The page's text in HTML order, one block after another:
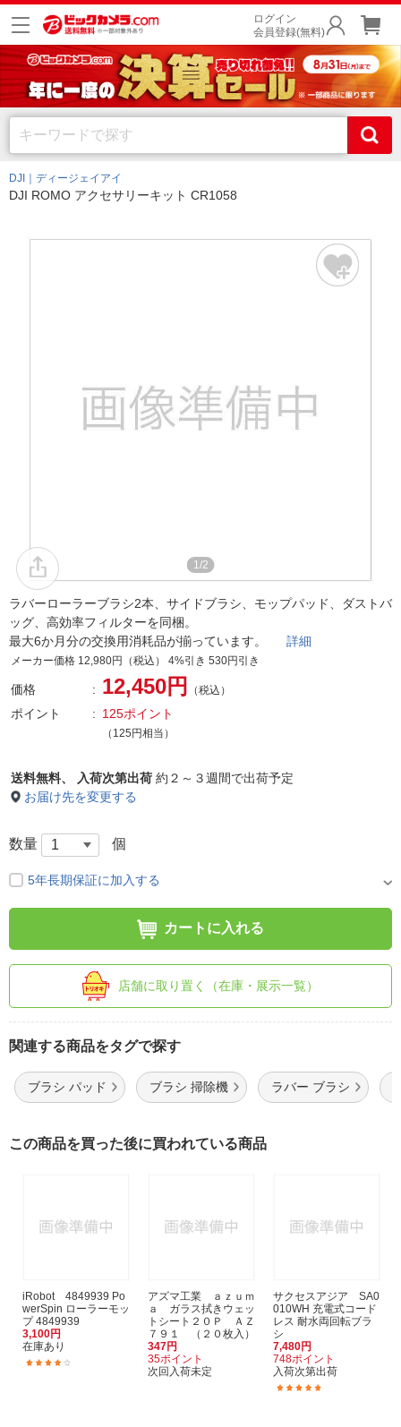
ログイン
会員登録(無料)
DJI｜ディージェイアイ
DJI ROMO アクセサリーキット CR1058
1/2
ラバーローラーブラシ2本、サイドブラシ、モップパッド、ダストバ
ッグ、高効率フィルターを同梱。
最大6か月分の交換用消耗品が揃っています。 詳細
メーカー価格 12,980円（税込） 4%引き 530円引き
価格 12,450円 （税込）
ポイント 125ポイント
（125円相当）
送料無料、 入荷次第出荷 約２～３週間で出荷予定
お届け先を変更する
数量 個
5年長期保証に加入する
カートに入れる
店舗に取り置く（在庫・展示一覧）
関連する商品をタグで探す
ブラシ パッド ブラシ 掃除機 ラバー ブラシ
この商品を買った後に買われている商品
iRobot 4849939 Po
werSpin ローラーモッ
プ 4849939
3,100円
在庫あり
アズマ工業 ａｚｕｍ
ａ ガラス拭きウェッ
トシート２０Ｐ ＡＺ
７９１ （２０枚入）
347円
35ポイント
次回入荷未定
サクセスアジア SA0
010WH 充電式コード
レス 耐水両回転ブラ
シ
7,480円
748ポイント
入荷次第出荷